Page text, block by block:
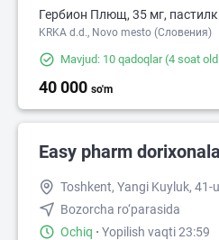
Гербион Плющ, 35 мг,
KRKA d.d., Novo mesto (Словения)
Mavjud: 10 qadoqlar(4 soat
40 000 so'm
Easy pharm
Toshkent, Yangi Kuyluk, 41-
Bozorcha ro‘parasida
Ochiq · Yopilish vaqti 23:59